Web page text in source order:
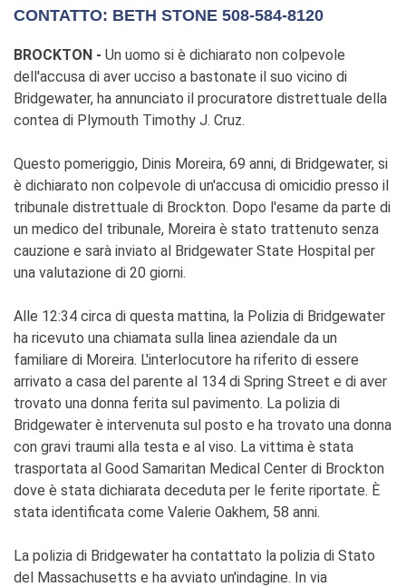
CONTATTO: BETH STONE 508-584-8120
BROCKTON - Un uomo si è dichiarato non colpevole
dell'accusa di aver ucciso a bastonate il suo vicino di
Bridgewater, ha annunciato il procuratore distrettuale della
contea di Plymouth Timothy J. Cruz.
Questo pomeriggio, Dinis Moreira, 69 anni, di Bridgewater, si
è dichiarato non colpevole di un'accusa di omicidio presso il
tribunale distrettuale di Brockton. Dopo l'esame da parte di
un medico del tribunale, Moreira è stato trattenuto senza
cauzione e sarà inviato al Bridgewater State Hospital per
una valutazione di 20 giorni.
Alle 12:34 circa di questa mattina, la Polizia di Bridgewater
ha ricevuto una chiamata sulla linea aziendale da un
familiare di Moreira. L'interlocutore ha riferito di essere
arrivato a casa del parente al 134 di Spring Street e di aver
trovato una donna ferita sul pavimento. La polizia di
Bridgewater è intervenuta sul posto e ha trovato una donna
con gravi traumi alla testa e al viso. La vittima è stata
trasportata al Good Samaritan Medical Center di Brockton
dove è stata dichiarata deceduta per le ferite riportate. È
stata identificata come Valerie Oakhem, 58 anni.
La polizia di Bridgewater ha contattato la polizia di Stato
del Massachusetts e ha avviato un'indagine. In via